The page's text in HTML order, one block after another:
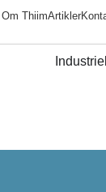
Om ThiimArtikler